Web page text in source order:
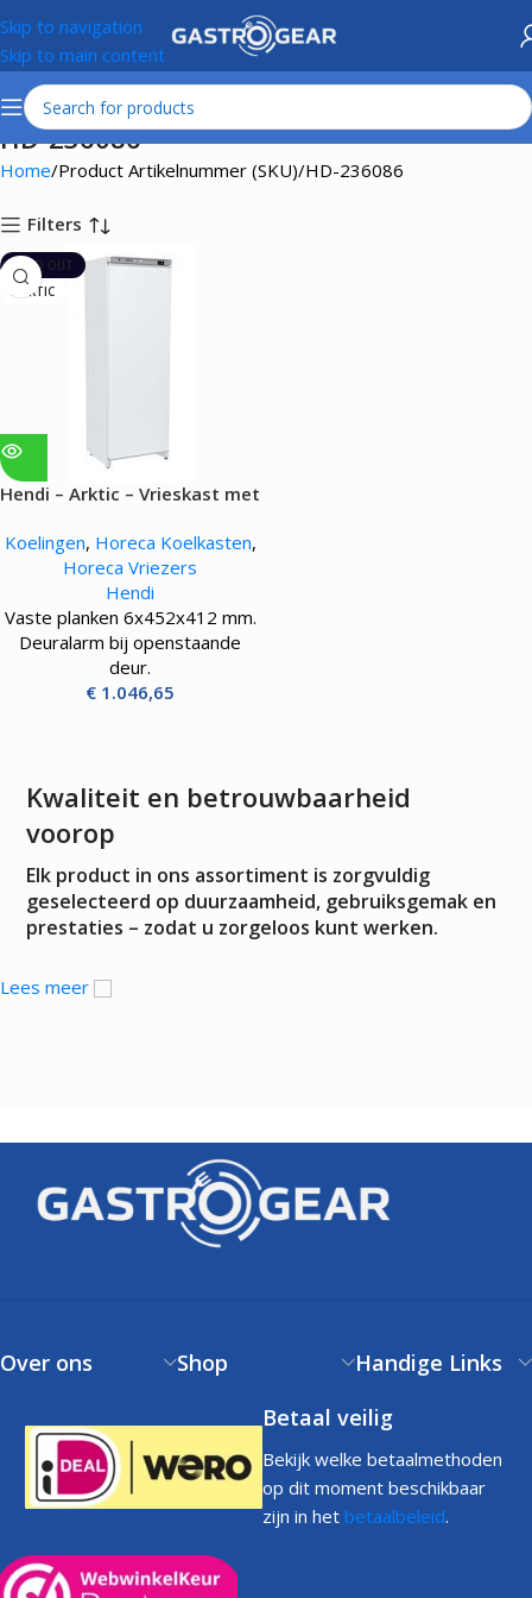
Skip to navigation
Skip to main content
HD-236086
Home Product Artikelnummer (SKU) HD-236086
Filters
SOLD OUT
ARKTIC
Hendi – Arktic – Vrieskast met
– 260L – 280W
Koelingen, Horeca Koelkasten,
Horeca Vriezers
Hendi
Vaste planken 6x452x412 mm.
Deuralarm bij openstaande
deur.
€ 1.046,65
Kwaliteit en betrouwbaarheid
voorop
Elk product in ons assortiment is zorgvuldig
geselecteerd op duurzaamheid, gebruiksgemak en
prestaties – zodat u zorgeloos kunt werken.
Lees meer
Over ons Shop
Handige Links
Betaal veilig
Bekijk welke betaalmethoden
op dit moment beschikbaar
zijn in het betaalbeleid.